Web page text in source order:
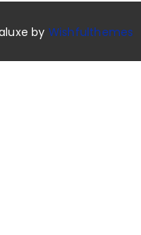
by Wishfulthemes